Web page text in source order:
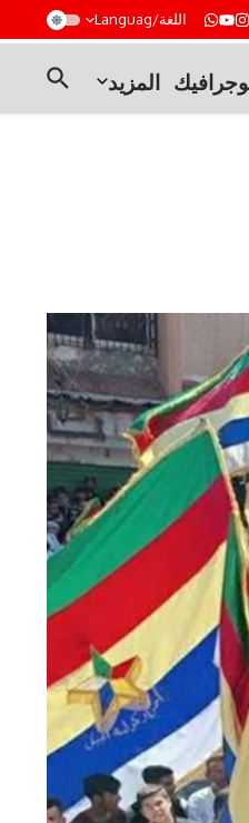
اللغة/Languag
المزيد